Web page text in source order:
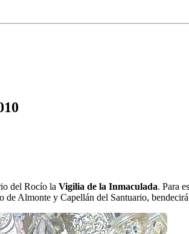
del Rocío la Vigilia de la Inmaculada. Para
Almonte y Capellán del Santuario,